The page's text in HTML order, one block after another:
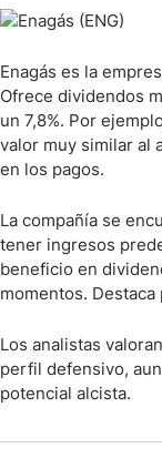
Enagás es la
Ofrece dividendos
un 7,8%. Por
valor muy similar al
en los pagos.
La compañía se
tener ingresos
beneficio en
momentos.
Los analistas
perfil defensivo,
potencial alcista.